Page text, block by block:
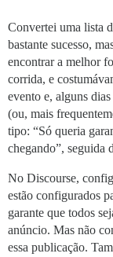
Convertei uma lista
bastante sucesso,
encontrar a melhor
corrida, e
evento e, alguns
(ou, mais
tipo: “Só queria
chegando”, seguida
No Discourse,
estão configurados
garante que todos
anúncio. Mas não
essa publicação.